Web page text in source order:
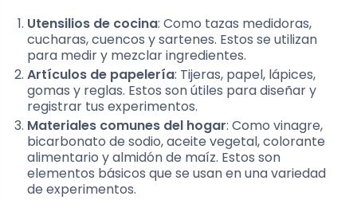
Utensilios de cocina: Como tazas medidoras,
cucharas, cuencos y sartenes. Estos se utilizan
para medir y mezclar ingredientes.
Artículos de papelería: Tijeras, papel, lápices,
gomas y reglas. Estos son útiles para diseñar y
registrar tus experimentos.
Materiales comunes del hogar: Como vinagre,
bicarbonato de sodio, aceite vegetal, colorante
alimentario y almidón de maíz. Estos son
elementos básicos que se usan en una variedad
de experimentos.